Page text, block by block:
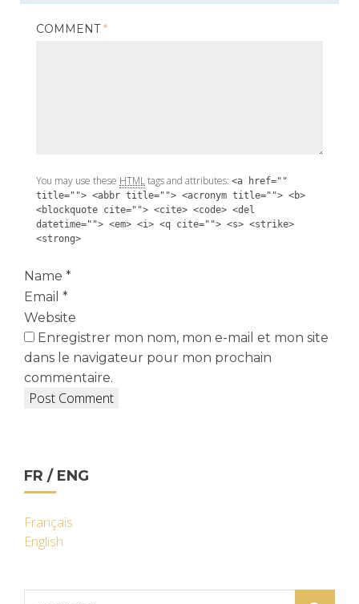
COMMENT*
You may use these HTMLtags and attributes: <a href=""
title=""> <abbr title=""> <acronym title=""> <b>
<blockquote cite=""> <cite> <code> <del
datetime=""> <em> <i> <q cite=""> <s> <strike>
<strong>
Name *
Email *
Website
Enregistrer mon nom, mon e-mail et mon site
dans le navigateur pour mon prochain
commentaire.
FR / ENG
Français
English